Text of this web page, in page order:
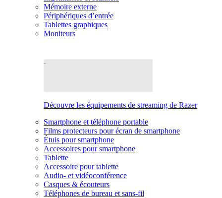
Mémoire externe
Périphériques d’entrée
Tablettes graphiques
Moniteurs
Découvre les équipements de streaming de Razer
Smartphone et téléphone portable
Films protecteurs pour écran de smartphone
Étuis pour smartphone
Accessoires pour smartphone
Tablette
Accessoire pour tablette
Audio- et vidéoconférence
Casques & écouteurs
Téléphones de bureau et sans-fil